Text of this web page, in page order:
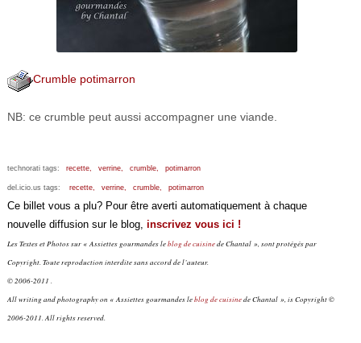
Crumble potimarron
NB: ce crumble peut aussi accompagner une viande.
technorati tags: recette, verrine, crumble, potimarron
del.icio.us tags: recette, verrine, crumble, potimarron
Ce billet vous a plu? Pour être averti automatiquement à chaque
nouvelle diffusion sur le blog, inscrivez vous ici !
Les Textes et Photos sur « Assiettes gourmandes leblog de cuisinede Chantal », sont protégés par
Copyright. Toute reproduction interdite sans accord de l’auteur.
© 2006-2011 .
All writing and photography on « Assiettes gourmandes leblog de cuisinede Chantal », is Copyright ©
2006-2011. All rights reserved.